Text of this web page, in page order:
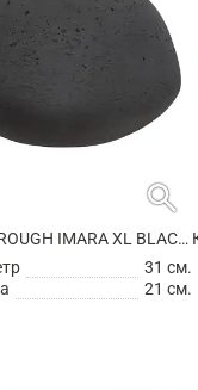
search
КАШПО ROUGH IMARA XL BLACK WASHED
31 см.
21 см.